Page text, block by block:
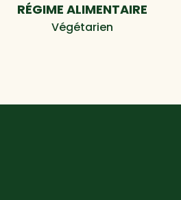
RÉGIME ALIMENTAIRE
Végétarien